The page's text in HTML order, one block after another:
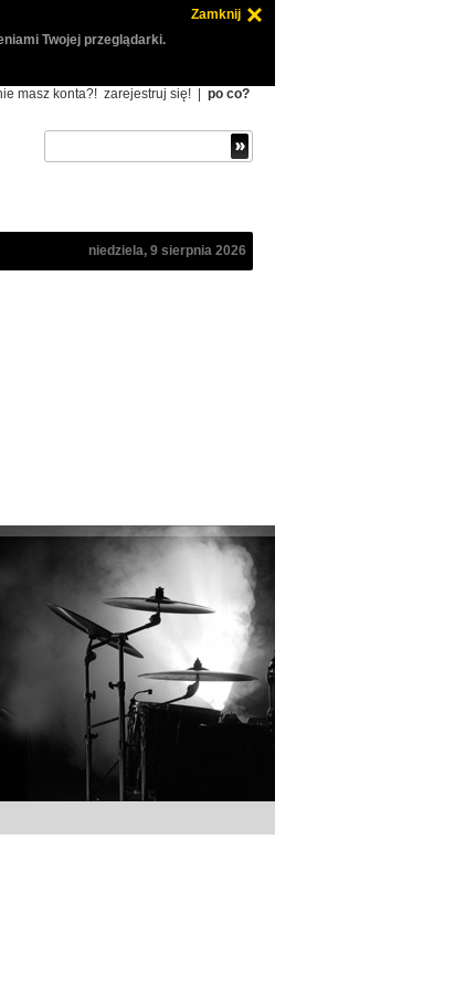
Zamknij
Twojej przeglądarki.
masz konta?! zarejestruj się! po co?
niedziela, 9 sierpnia 2026